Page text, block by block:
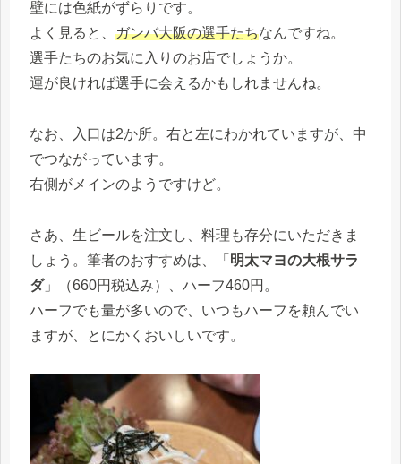
壁には色紙がずらりです。
よく見ると、 ガンバ大阪の選手たちなんですね。
選手たちのお気に入りのお店でしょうか。
運が良ければ選手に会えるかもしれませんね。
なお、入口は2か所。右と左にわかれていますが、中
でつながっています。
右側がメインのようですけど。
さあ、生ビールを注文し、料理も存分にいただきま
しょう。筆者のおすすめは、「 明太マヨの大根サラ
ダ」（660円税込み）、ハーフ460円。
ハーフでも量が多いので、いつもハーフを頼んでい
ますが、とにかくおいしいです。